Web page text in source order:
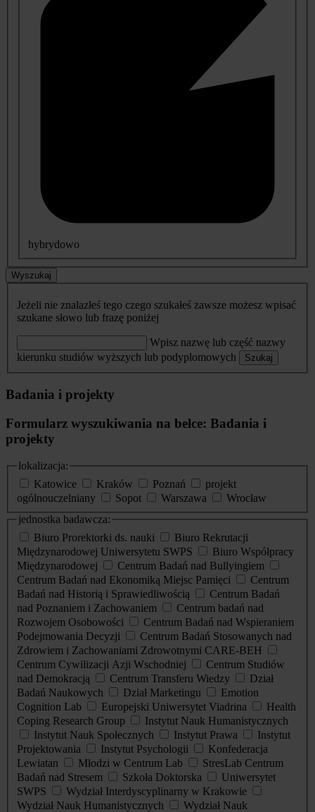
hybrydowo
Wyszukaj
Jeżeli nie znalazłeś tego czego szukałeś zawsze możesz wpisać
szukane słowo lub frazę poniżej
Wpisz nazwę lub część nazwy
kierunku studiów wyższych lub podyplomowych
Szukaj
Badania i projekty
Formularz wyszukiwania na belce: Badania i
projekty
lokalizacja:
Katowice
Kraków Poznań
projekt
ogólnouczelniany
Sopot Warszawa
Wrocław
jednostka badawcza:
Biuro Prorektorki ds. nauki
Biuro Rekrutacji
Międzynarodowej Uniwersytetu SWPS
Biuro Współpracy
Międzynarodowej
Centrum Badań nad Bullyingiem
Centrum Badań nad Ekonomiką Miejsc Pamięci
Centrum
Badań nad Historią i Sprawiedliwością
Centrum Badań
nad Poznaniem i Zachowaniem
Centrum badań nad
Rozwojem Osobowości
Centrum Badań nad Wspieraniem
Podejmowania Decyzji
Centrum Badań Stosowanych nad
Zdrowiem i Zachowaniami Zdrowotnymi CARE-BEH
Centrum Cywilizacji Azji Wschodniej
Centrum Studiów
nad Demokracją
Centrum Transferu Wiedzy
Dział
Badań Naukowych
Dział Marketingu
Emotion
Cognition Lab
Europejski Uniwersytet Viadrina
Health
Coping Research Group
Instytut Nauk Humanistycznych
Instytut Nauk Społecznych
Instytut Prawa
Instytut
Projektowania
Instytut Psychologii
Konfederacja
Lewiatan
Młodzi w Centrum Lab
StresLab Centrum
Badań nad Stresem
Szkoła Doktorska
Uniwersytet
SWPS
Wydział Interdyscyplinarny w Krakowie
Wydział Nauk Humanistycznych
Wydział Nauk